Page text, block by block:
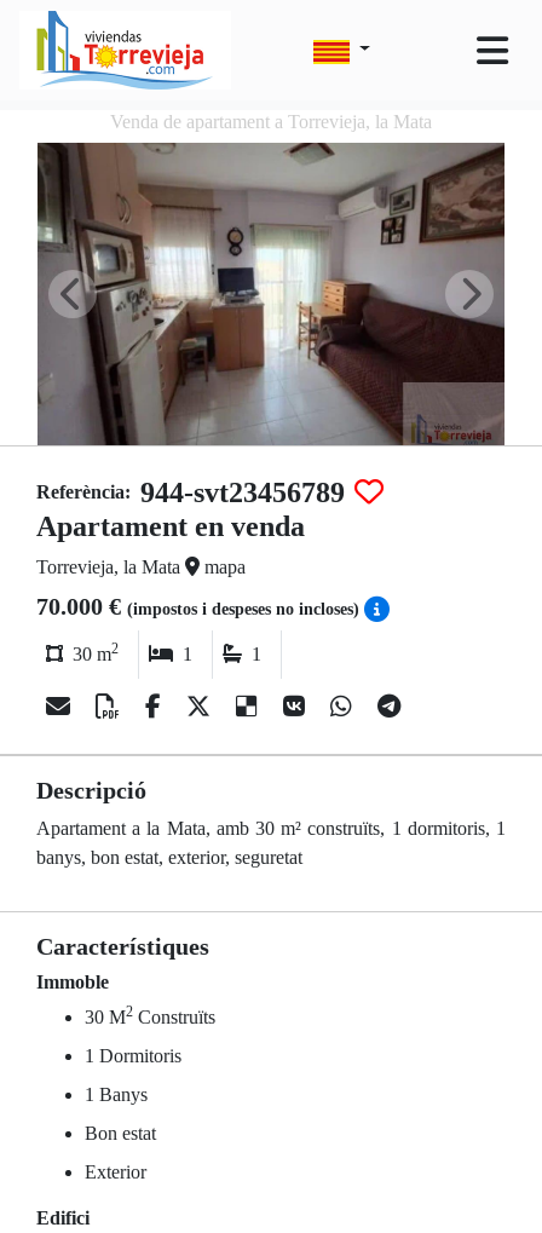
Venda de apartament a Torrevieja, la Mata
Referència: 944-svt23456789
Apartament en venda
Torrevieja, la Mata mapa
70.000 € (impostos i despeses no incloses)
30 m2 1 1
Descripció
Apartament a la Mata, amb 30 m² construïts, 1 dormitoris, 1
banys, bon estat, exterior, seguretat
Característiques
Immoble
30 M2 Construïts
1 Dormitoris
1 Banys
Bon estat
Exterior
Edifici